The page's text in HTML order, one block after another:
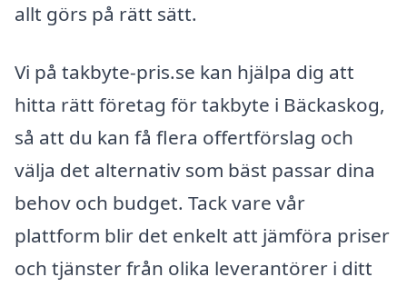
allt görs på rätt sätt.
Vi på takbyte-pris.se kan hjälpa dig att
hitta rätt företag för takbyte i Bäckaskog,
så att du kan få flera offertförslag och
välja det alternativ som bäst passar dina
behov och budget. Tack vare vår
plattform blir det enkelt att jämföra priser
och tjänster från olika leverantörer i ditt